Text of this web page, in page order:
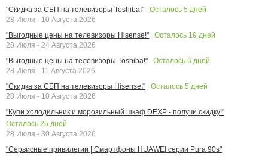
"Скидка за СБП на телевизоры Toshiba!"
Осталось 5 дней
28 Июля - 10 Августа 2026
"Выгодные цены на телевизоры Hisense!"
Осталось 19 дней
28 Июля - 24 Августа 2026
"Выгодные цены на телевизоры Toshiba!"
Осталось 6 дней
28 Июля - 11 Августа 2026
"Скидка за СБП на телевизоры Hisense!"
Осталось 5 дней
28 Июля - 10 Августа 2026
"Купи холодильник и морозильный шкаф DEXP - получи скидку!"
Осталось 25 дней
28 Июля - 30 Августа 2026
"Сервисные привилегии | Смартфоны HUAWEI серии Pura 90s"